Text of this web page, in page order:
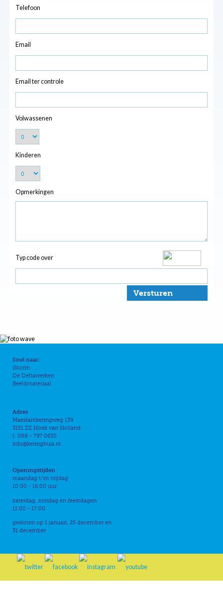
Telefoon
Email
Email ter controle
Volwassenen
Kinderen
Opmerkingen
Typ code over
Versturen
Snel naar:
iStorm
De Deltawerken
Beeldmateriaal
Adres
Maeslantkeringweg 139
3151 ZZ Hoek van Holland
t. 088 - 797 0630
info@keringhuis.nl
Openingstijden
maandag t/m vrijdag
10:00 - 16:00 uur
zaterdag, zondag en feestdagen
11:00 - 17:00
gesloten op 1 januari, 25 december en
31 december